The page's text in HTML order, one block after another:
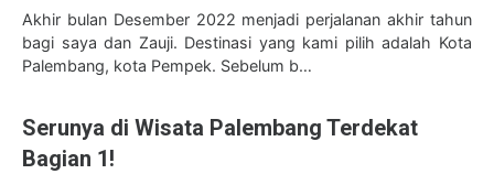
Akhir bulan Desember 2022 menjadi perjalanan akhir tahun
bagi saya dan Zauji. Destinasi yang kami pilih adalah Kota
Palembang, kota Pempek. Sebelum b…
Serunya di Wisata Palembang Terdekat
Bagian 1!